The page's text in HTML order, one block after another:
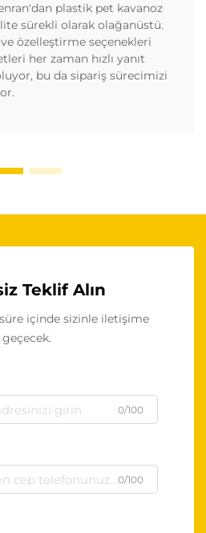
plastik pet kavanoz
sürekli olarak olağanüstü.
ve özelleştirme seçenekleri
her zaman hızlı yanıt
bu da sipariş sürecimizi
Teklif Alın
içinde sizinle iletişime
geçecek.
0/100
0/100